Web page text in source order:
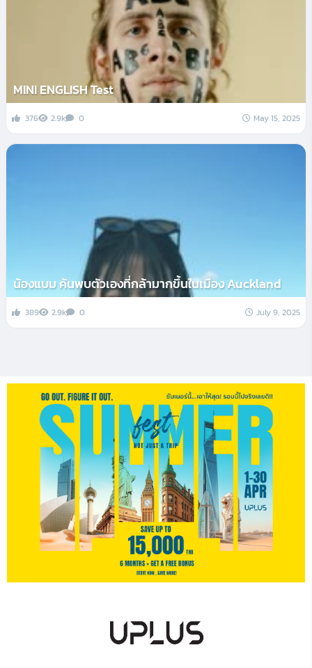
MINI ENGLISH Test
376 2.9k 0 May 15, 2025
น้องแบม ค้นพบตัวเองที่กล้ามากขึ้นในเมือง Auckland
389 2.9k 0 July 9, 2025